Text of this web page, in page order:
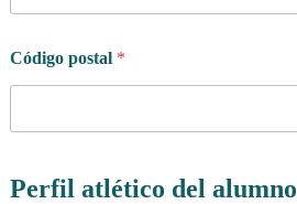
Código postal *
Perfil atlético del alumno